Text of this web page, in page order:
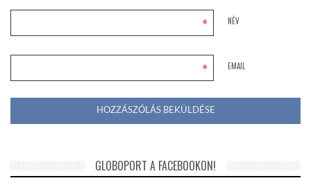
NÉV
*
EMAIL
*
GLOBOPORT A FACEBOOKON!